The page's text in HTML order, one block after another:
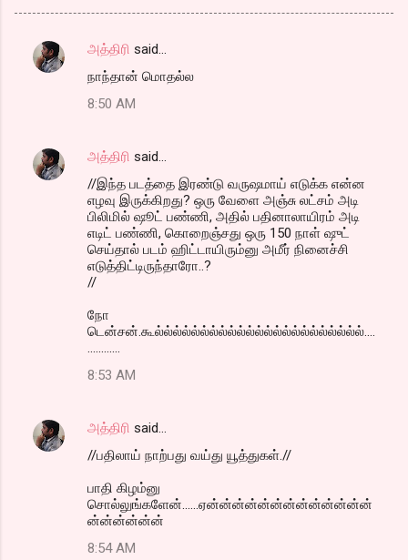
C
e
அத்திரி said…
நாந்தான் மொதல்ல
8:50 AM
அத்திரி said…
//இந்த படத்தை இரண்டு வருஷமாய் எடுக்க என்ன
எழவு இருக்கிறது? ஒரு வேளை அஞ்சு லட்சம் அடி
பிலிமில் ஷூட் பண்ணி, அதில் பதினாலாயிரம் அடி
எடிட் பண்ணி, கொறைஞ்சது ஒரு 150 நாள் ஷுட்
செய்தால் படம் ஹிட்டாயிரும்னு அமீர் நினைச்சி
எடுத்திட்டிருந்தாரோ..?
//
நோ
டென்சன்.கூல்ல்ல்ல்ல்ல்ல்ல்ல்ல்ல்ல்ல்ல்ல்ல்ல்ல்ல்ல்ல்ல்ல்....
8:53 AM
அத்திரி said…
//பதிலாய் நாற்பது வய்து யூத்துகள்.//
பாதி கிழம்னு
சொல்லுங்களேன்......ஏன்ன்ன்ன்ன்ன்ன்ன்ன்ன்ன்ன்ன்
ன்ன்ன்ன்ன்ன்
8:54 AM